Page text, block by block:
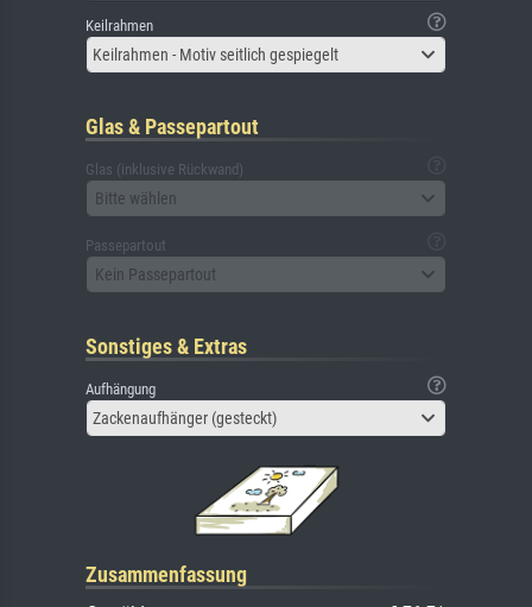
Keilrahmen
Keilrahmen - Motiv seitlich gespiegelt
Glas & Passepartout
Glas (inklusive Rückwand)
Bitte wählen
Passepartout
Kein Passepartout
Sonstiges & Extras
Aufhängung
Zackenaufhänger (gesteckt)
Zusammenfassung